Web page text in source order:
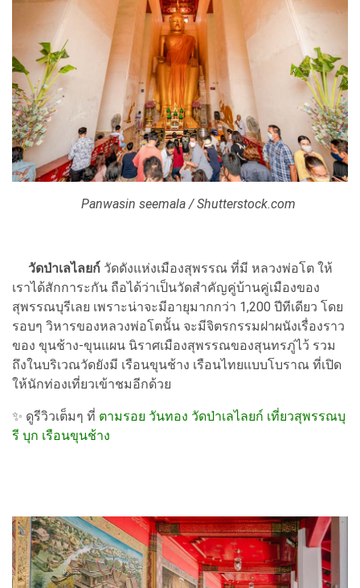
Panwasin seemala / Shutterstock.com
วัดป่าเลไลยก์ วัดดังแห่งเมืองสุพรรณ ที่มี หลวงพ่อโต ให้
เราได้สักการะกัน ถือได้ว่าเป็นวัดสำคัญคู่บ้านคู่เมืองของ
สุพรรณบุรีเลย เพราะน่าจะมีอายุมากกว่า 1,200 ปีทีเดียว โดย
รอบๆ วิหารของหลวงพ่อโตนั้น จะมีจิตรกรรมฝาผนังเรื่องราว
ของ ขุนช้าง-ขุนแผน นิราศเมืองสุพรรณของสุนทรภู่ไว้ รวม
ถึงในบริเวณวัดยังมี เรือนขุนช้าง เรือนไทยแบบโบราณ ที่เปิด
ให้นักท่องเที่ยวเข้าชมอีกด้วย
✨ ดูรีวิวเต็มๆ ที่ ตามรอย วันทอง วัดป่าเลไลยก์ เที่ยวสุพรรณบุ
รี บุก เรือนขุนช้าง